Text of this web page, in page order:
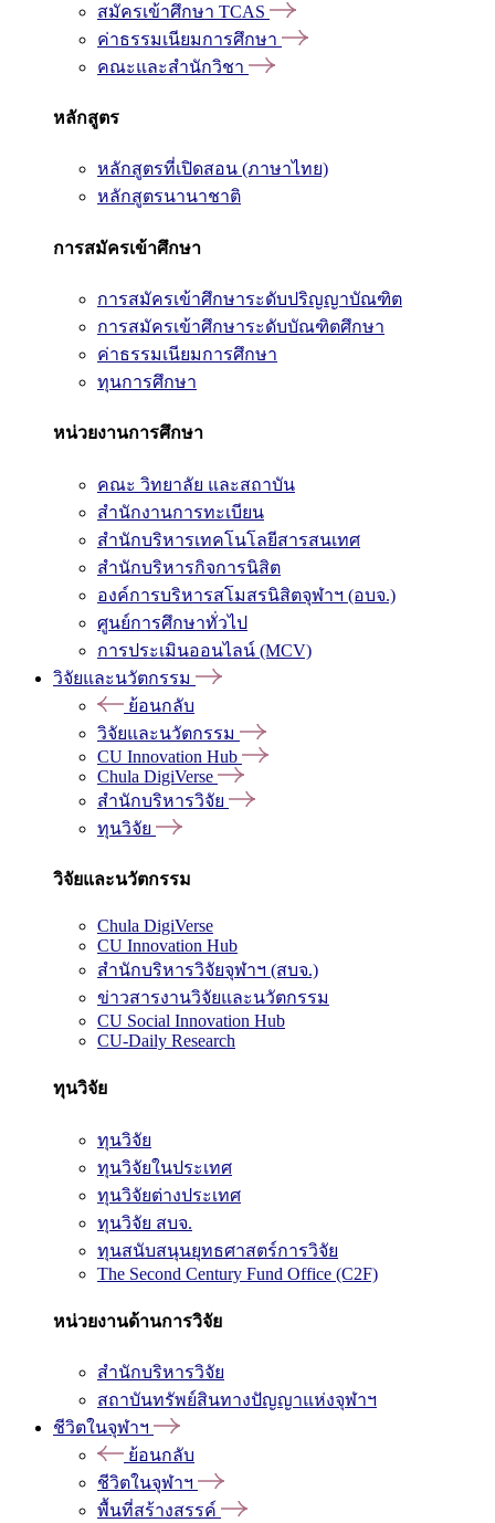
สมัครเข้าศึกษา TCAS
ค่าธรรมเนียมการศึกษา
คณะและสำนักวิชา
หลักสูตร
หลักสูตรที่เปิดสอน (ภาษาไทย)
หลักสูตรนานาชาติ
การสมัครเข้าศึกษา
การสมัครเข้าศึกษาระดับปริญญาบัณฑิต
การสมัครเข้าศึกษาระดับบัณฑิตศึกษา
ค่าธรรมเนียมการศึกษา
ทุนการศึกษา
หน่วยงานการศึกษา
คณะ วิทยาลัย และสถาบัน
สำนักงานการทะเบียน
สำนักบริหารเทคโนโลยีสารสนเทศ
สำนักบริหารกิจการนิสิต
องค์การบริหารสโมสรนิสิตจุฬาฯ (อบจ.)
ศูนย์การศึกษาทั่วไป
การประเมินออนไลน์ (MCV)
วิจัยและนวัตกรรม
ย้อนกลับ
วิจัยและนวัตกรรม
CU Innovation Hub
Chula DigiVerse
สำนักบริหารวิจัย
ทุนวิจัย
วิจัยและนวัตกรรม
Chula DigiVerse
CU Innovation Hub
สำนักบริหารวิจัยจุฬาฯ (สบจ.)
ข่าวสารงานวิจัยและนวัตกรรม
CU Social Innovation Hub
CU-Daily Research
ทุนวิจัย
ทุนวิจัย
ทุนวิจัยในประเทศ
ทุนวิจัยต่างประเทศ
ทุนวิจัย สบจ.
ทุนสนับสนุนยุทธศาสตร์การวิจัย
The Second Century Fund Office (C2F)
หน่วยงานด้านการวิจัย
สำนักบริหารวิจัย
สถาบันทรัพย์สินทางปัญญาแห่งจุฬาฯ
ชีวิตในจุฬาฯ
ย้อนกลับ
ชีวิตในจุฬาฯ
พื้นที่สร้างสรรค์